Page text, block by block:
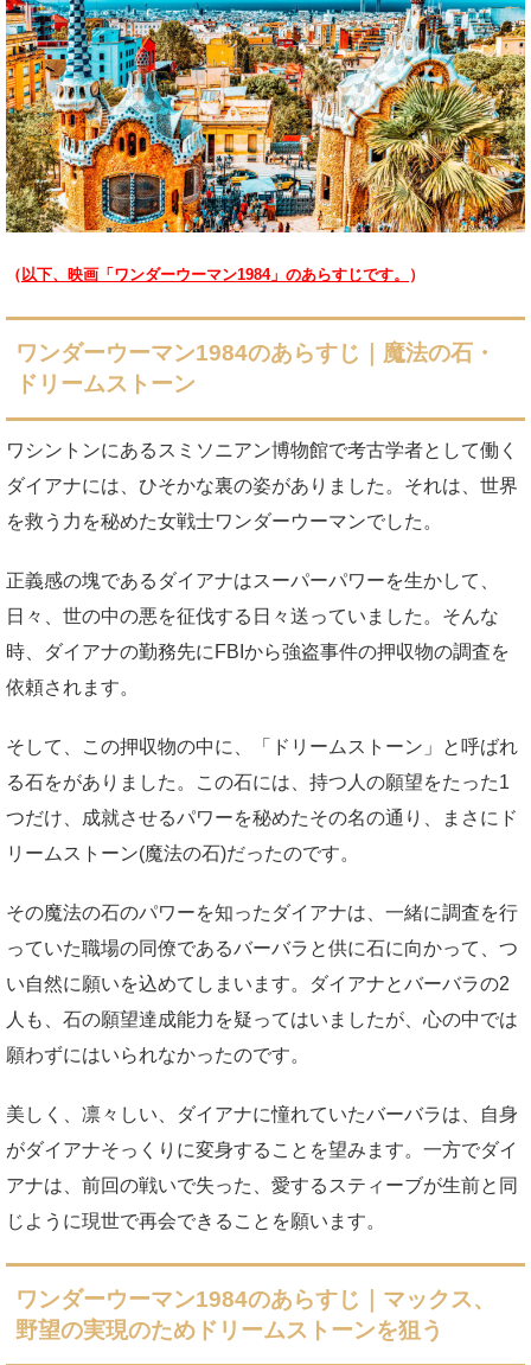
（以下、映画「ワンダーウーマン1984」のあらすじです。 ）
ワンダーウーマン1984のあらすじ｜魔法の石・
ドリームストーン
ワシントンにあるスミソニアン博物館で考古学者として働く
ダイアナには、ひそかな裏の姿がありました。それは、世界
を救う力を秘めた女戦士ワンダーウーマンでした。
正義感の塊であるダイアナはスーパーパワーを生かして、
日々、世の中の悪を征伐する日々送っていました。そんな
時、ダイアナの勤務先にFBIから強盗事件の押収物の調査を
依頼されます。
そして、この押収物の中に、「ドリームストーン」と呼ばれ
る石をがありました。この石には、持つ人の願望をたった1
つだけ、成就させるパワーを秘めたその名の通り、まさにド
リームストーン(魔法の石)だったのです。
その魔法の石のパワーを知ったダイアナは、一緒に調査を行
っていた職場の同僚であるバーバラと供に石に向かって、つ
い自然に願いを込めてしまいます。ダイアナとバーバラの2
人も、石の願望達成能力を疑ってはいましたが、心の中では
願わずにはいられなかったのです。
美しく、凛々しい、ダイアナに憧れていたバーバラは、自身
がダイアナそっくりに変身することを望みます。一方でダイ
アナは、前回の戦いで失った、愛するスティーブが生前と同
じように現世で再会できることを願います。
ワンダーウーマン1984のあらすじ｜マックス、
野望の実現のためドリームストーンを狙う